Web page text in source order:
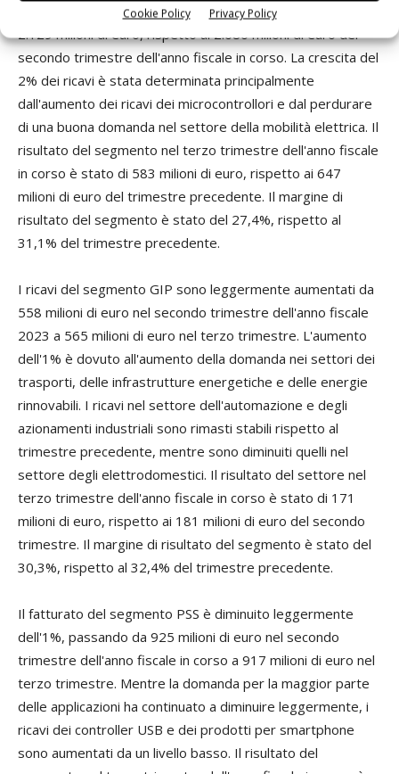
Cookie Policy Privacy Policy
nel terzo trimestre dell'anno fiscale 2023, raggiungendo i
2.129 milioni di euro, rispetto ai 2.080 milioni di euro del
secondo trimestre dell'anno fiscale in corso. La crescita del
2% dei ricavi è stata determinata principalmente
dall'aumento dei ricavi dei microcontrollori e dal perdurare
di una buona domanda nel settore della mobilità elettrica. Il
risultato del segmento nel terzo trimestre dell'anno fiscale
in corso è stato di 583 milioni di euro, rispetto ai 647
milioni di euro del trimestre precedente. Il margine di
risultato del segmento è stato del 27,4%, rispetto al
31,1% del trimestre precedente.
I ricavi del segmento GIP sono leggermente aumentati da
558 milioni di euro nel secondo trimestre dell'anno fiscale
2023 a 565 milioni di euro nel terzo trimestre. L'aumento
dell'1% è dovuto all'aumento della domanda nei settori dei
trasporti, delle infrastrutture energetiche e delle energie
rinnovabili. I ricavi nel settore dell'automazione e degli
azionamenti industriali sono rimasti stabili rispetto al
trimestre precedente, mentre sono diminuiti quelli nel
settore degli elettrodomestici. Il risultato del settore nel
terzo trimestre dell'anno fiscale in corso è stato di 171
milioni di euro, rispetto ai 181 milioni di euro del secondo
trimestre. Il margine di risultato del segmento è stato del
30,3%, rispetto al 32,4% del trimestre precedente.
Il fatturato del segmento PSS è diminuito leggermente
dell'1%, passando da 925 milioni di euro nel secondo
trimestre dell'anno fiscale in corso a 917 milioni di euro nel
terzo trimestre. Mentre la domanda per la maggior parte
delle applicazioni ha continuato a diminuire leggermente, i
ricavi dei controller USB e dei prodotti per smartphone
sono aumentati da un livello basso. Il risultato del